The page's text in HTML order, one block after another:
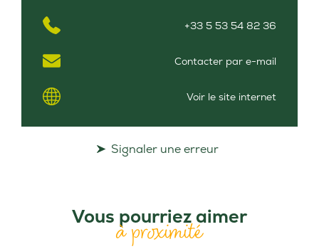
+33 5 53 54 82 36
Contacter par e-mail
Voir le site internet
Signaler une erreur
Vous pourriez aimer
à proximité